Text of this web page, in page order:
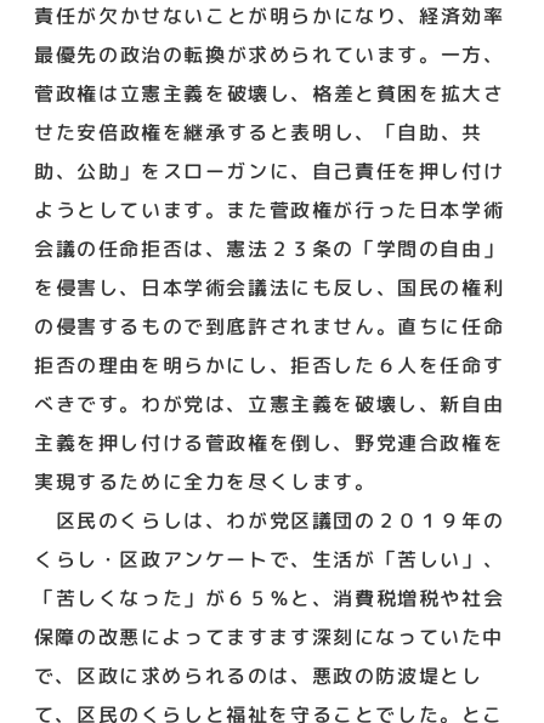
責任が欠かせないことが明らかになり、経済効率
最優先の政治の転換が求められています。一方、
菅政権は立憲主義を破壊し、格差と貧困を拡大さ
せた安倍政権を継承すると表明し、「自助、共
助、公助」をスローガンに、自己責任を押し付け
ようとしています。また菅政権が行った日本学術
会議の任命拒否は、憲法２３条の「学問の自由」
を侵害し、日本学術会議法にも反し、国民の権利
の侵害するもので到底許されません。直ちに任命
拒否の理由を明らかにし、拒否した６人を任命す
べきです。わが党は、立憲主義を破壊し、新自由
主義を押し付ける菅政権を倒し、野党連合政権を
実現するために全力を尽くします。
区民のくらしは、わが党区議団の２０１９年の
くらし・区政アンケートで、生活が「苦しい」、
「苦しくなった」が６５％と、消費税増税や社会
保障の改悪によってますます深刻になっていた中
で、区政に求められるのは、悪政の防波堤とし
て、区民のくらしと福祉を守ることでした。とこ